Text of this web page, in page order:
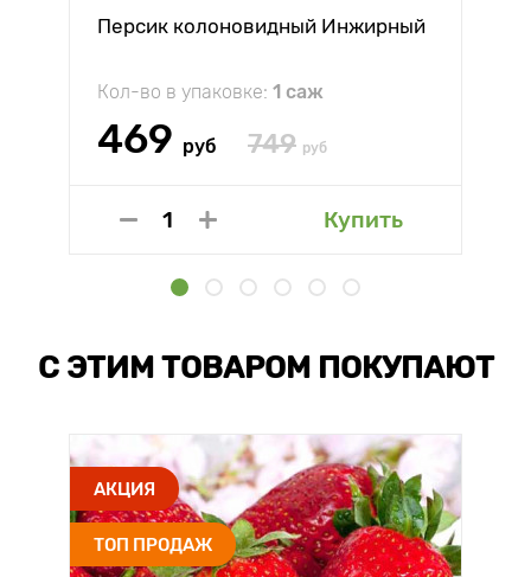
Персик колоновидный Инжирный
Кол-во в упаковке: 1 саж
469 руб 749 руб
Купить
С ЭТИМ ТОВАРОМ ПОКУПАЮТ
АКЦИЯ
ТОП ПРОДАЖ